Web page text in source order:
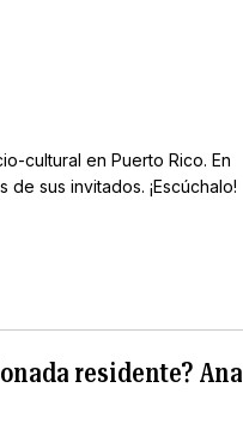
cultural en Puerto Rico. En
sus invitados. ¡Escúchalo!
residente? Ana